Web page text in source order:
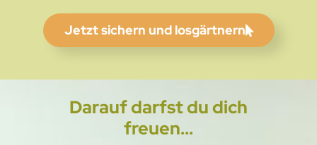
Jetzt sichern und losgärtnern
Darauf darfst du dich
freuen...